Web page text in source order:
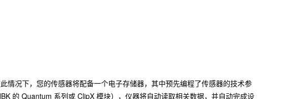
情况下，您的传感器将配备一个电子存储器，其中预先编程了传感器的技术参
的 Quantum 系列或 ClipX 模块），仪器将自动读取相关数据，并自动完成设